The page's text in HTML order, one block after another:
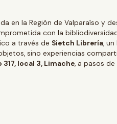
en la Región de Valparaíso y
con la
a través de Sietch Librería,
sino experiencias
317, local 3, Limache, a pasos